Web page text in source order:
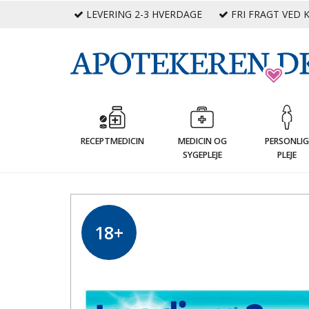
LEVERING 2-3 HVERDAGE FRI FRAGT VED
RECEPTMEDICIN
MEDICIN OG
SYGEPLEJE
PERSONLIG
PLEJE
18+